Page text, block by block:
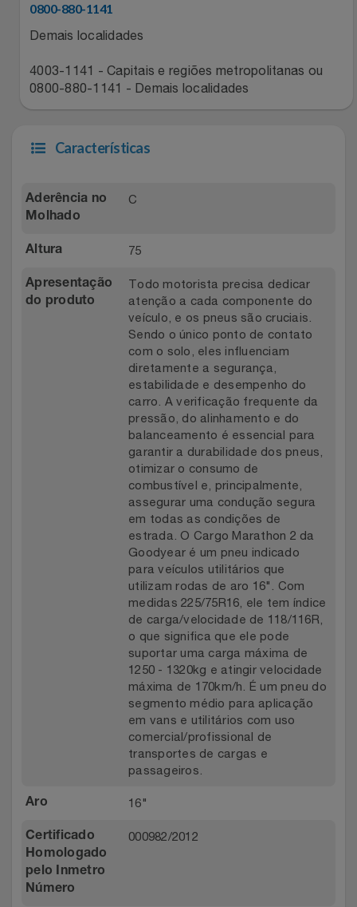
Vestuário
0800-880-1141
Demais localidades
4003-1141 - Capitais e regiões metropolitanas ou
0800-880-1141 - Demais localidades
Características
Aderência no
Molhado
C
Altura 75
Apresentação
do produto
Todo motorista precisa dedicar
atenção a cada componente do
veículo, e os pneus são cruciais.
Sendo o único ponto de contato
com o solo, eles influenciam
diretamente a segurança,
estabilidade e desempenho do
carro. A verificação frequente da
pressão, do alinhamento e do
balanceamento é essencial para
garantir a durabilidade dos pneus,
otimizar o consumo de
combustível e, principalmente,
assegurar uma condução segura
em todas as condições de
estrada. O Cargo Marathon 2 da
Goodyear é um pneu indicado
para veículos utilitários que
utilizam rodas de aro 16". Com
medidas 225/75R16, ele tem índice
de carga/velocidade de 118/116R,
o que significa que ele pode
suportar uma carga máxima de
1250 - 1320kg e atingir velocidade
máxima de 170km/h. É um pneu do
segmento médio para aplicação
em vans e utilitários com uso
comercial/profissional de
transportes de cargas e
passageiros.
Aro 16"
Certificado
Homologado
pelo Inmetro
Número
000982/2012